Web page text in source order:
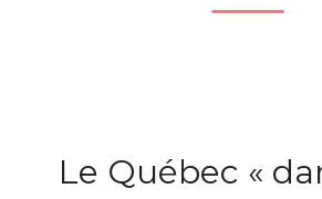
Le Québec «